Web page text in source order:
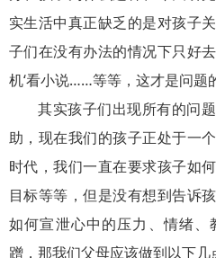
实生活中真正缺乏的是对孩子
子们在没有办法的情况下只好
机‘看小说……等等，这才是问题
其实孩子们出现所有的问
助，现在我们的孩子正处于一
时代，我们一直在要求孩子如
目标等等，但是没有想到告诉
如何宣泄心中的压力、情绪
蹭，那我们父母应该做到以下几